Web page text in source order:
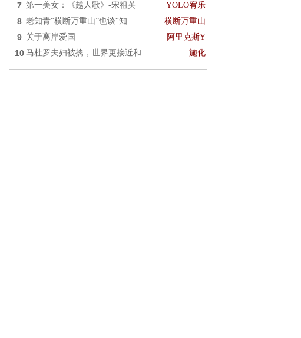
7 第一美女：《越人歌》-宋祖英 YOLO宥乐
8 老知青“横断万重山”也谈“知 横断万重山
9 关于离岸爱国 阿里克斯Y
10 马杜罗夫妇被擒，世界更接近和 施化